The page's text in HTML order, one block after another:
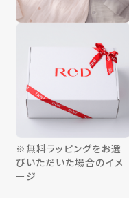
※無料ラッピングをお選
びいただいた場合のイメ
ージ